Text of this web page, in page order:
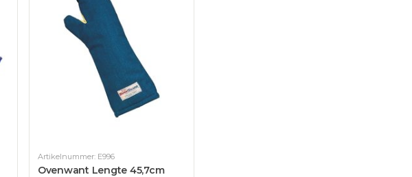
Artikelnummer: E996
Ovenwant Lengte 45,7cm